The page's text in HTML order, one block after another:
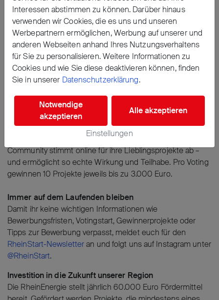
Interessen abstimmen zu können. Darüber hinaus
verwenden wir Cookies, die es uns und unseren
Werbepartnern ermöglichen, Werbung auf unserer und
anderen Webseiten anhand Ihres Nutzungsverhaltens
für Sie zu personalisieren. Weitere Informationen zu
Cookies und wie Sie diese deaktivieren können, finden
Sie in unserer Datenschutzerklärung.
Notwendige
akzeptieren
Alle akzeptieren
Einstellungen
Unsere Nachhaltigkeitsziele
Teilnahmebedingungen
Zukunft bewegen!
Gemeinsam Ideen nach vorne bringen
RheinStart ist eine Initiative der RheinEnergie mit zwei
Community-Votings pro Jahr. Unser Prinzip ist einfach: Die
Community stimmt online für ihre Lieblingsprojekte ab –
und ermöglicht so echte Wirkung und Teilhabe. Pro Voting
gewinnen 10 Projekte jeweils bis zu 3.000 Euro.
Immer auf dem Laufenden bleiben
Damit ihr keine wichtigen Informationen wie
Bewerbungsfristen, Votingstart, Gewinnerprojekte oder
Tipps zur Bewerbung verpasst, meldet euch für den
RheinStart-Newsletteran und folgt uns auf Instagram unter
@RheinStart.
Investition in die Zukunft unserer Region
Die RheinEnergie stellt jährlich 60.000 Euro Fördermittel